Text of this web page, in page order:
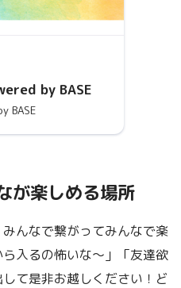
by BASE
BASE
が楽しめる場所
んなで繋がってみんなで楽
入るの怖いな〜」「友達欲
て是非お越しください！ど